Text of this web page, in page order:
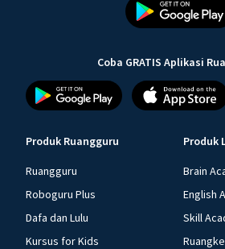
Coba GRATIS Aplikasi
Produk Ruangguru
Ruangguru
Roboguru Plus
Dafa dan Lulu
Kursus for Kids
Produk
Brain
English
Skill